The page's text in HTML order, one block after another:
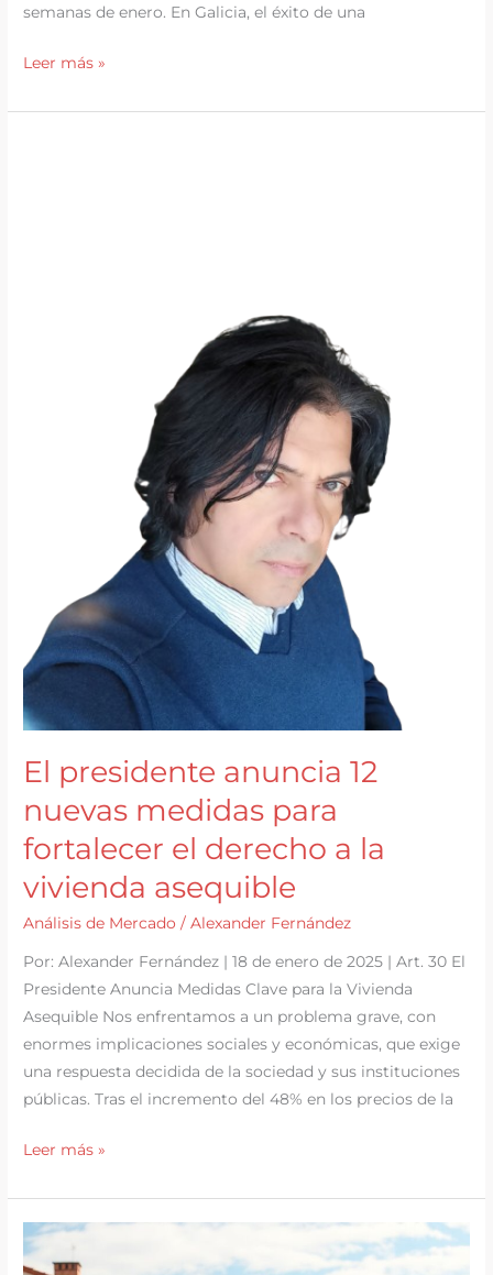
semanas de enero. En Galicia, el éxito de una
Hoja
Ruta
Leer más »
El presidente anuncia 12
nuevas medidas para
fortalecer el derecho a la
vivienda asequible
Análisis de Mercado /Alexander Fernández
Por: Alexander Fernández | 18 de enero de 2025 | Art. 30 El
Presidente Anuncia Medidas Clave para la Vivienda
Asequible Nos enfrentamos a un problema grave, con
enormes implicaciones sociales y económicas, que exige
una respuesta decidida de la sociedad y sus instituciones
públicas. Tras el incremento del 48% en los precios de la
El
anuncia
nuevas
Leer más »